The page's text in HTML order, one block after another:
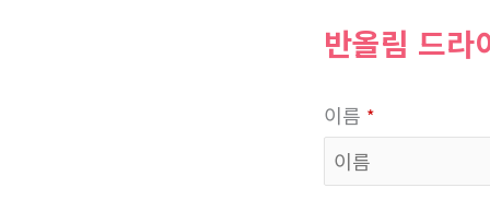
반올림 드라
이름 *